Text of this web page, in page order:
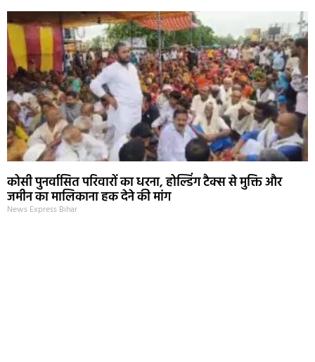
कोसी पुनर्वासित परिवारों का धरना, होल्डिंग टैक्स से मुक्ति और
जमीन का मालिकाना हक देने की मांग
News Express Bihar